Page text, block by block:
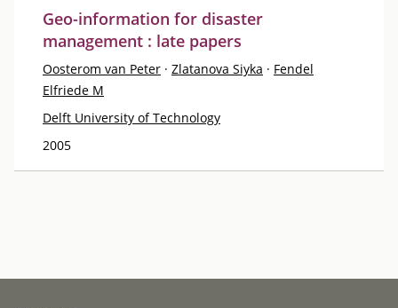
Geo-information for disaster
management : late papers
Oosterom van Peter · Zlatanova Siyka · Fendel
Elfriede M
Delft University of Technology
2005